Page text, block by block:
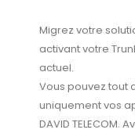
Migrez votre
activant votre
actuel.
Vous pouvez tout
uniquement vos
DAVID TELECOM.